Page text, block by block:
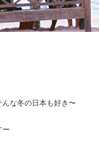
な冬の日本も好き〜
ー